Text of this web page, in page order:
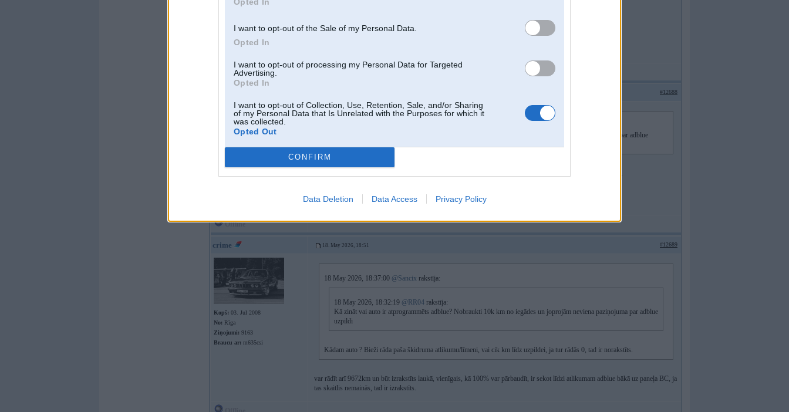
I want to opt-out of the Sale of my Personal Data.
Opted In
I want to opt-out of processing my Personal Data for Targeted
Advertising.
Opted In
I want to opt-out of Collection, Use, Retention, Sale, and/or Sharing
of my Personal Data that Is Unrelated with the Purposes for which it
was collected.
Opted Out
CONFIRM
Data Deletion Data Access Privacy Policy
Ziņojumi:4052
Offline
#12688
Kā zināt vai auto ir atprogrammēts adblue? Nobraukti 10k km no iegādes un joprojām neviena paziņojuma par adblue
Kādam auto ? Bieži rāda paša škidruma atlikumu/līmeni, vai cik km līdz uzpildei, ja tur rādās 0, tad ir norakstīts.
Offline
crime 18. May 2026, 18:51 #12689
Kopš: 03. Jul 2008
No: Rīga
Ziņojumi: 9163
Braucu ar: m635csi
18 May 2026, 18:37:00 @Sancix rakstīja:
18 May 2026, 18:32:19 @RR04 rakstīja:
Kā zināt vai auto ir atprogrammēts adblue? Nobraukti 10k km no iegādes un joprojām neviena paziņojuma par adblue
uzpildi
Kādam auto ? Bieži rāda paša škidruma atlikumu/līmeni, vai cik km līdz uzpildei, ja tur rādās 0, tad ir norakstīts.
var rādīt arī 9672km un būt izrakstīts laukā, vienīgais, kā 100% var pārbaudīt, ir sekot līdzi atlikumam adblue bākā uz paneļa BC, ja
tas skaitlis nemainās, tad ir izrakstīts.